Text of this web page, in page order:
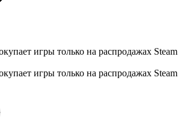
игры только на распродажах Steam
игры только на распродажах Steam